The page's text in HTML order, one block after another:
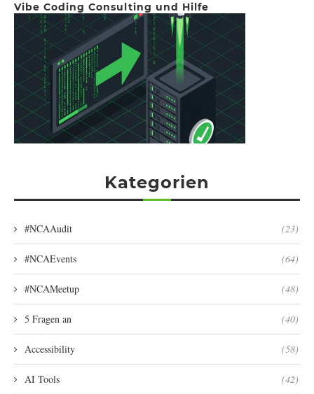
Vibe Coding Consulting und Hilfe
Kategorien
#NCAAudit (23)
#NCAEvents (64)
#NCAMeetup (48)
5 Fragen an (40)
Accessibility (58)
AI Tools (42)